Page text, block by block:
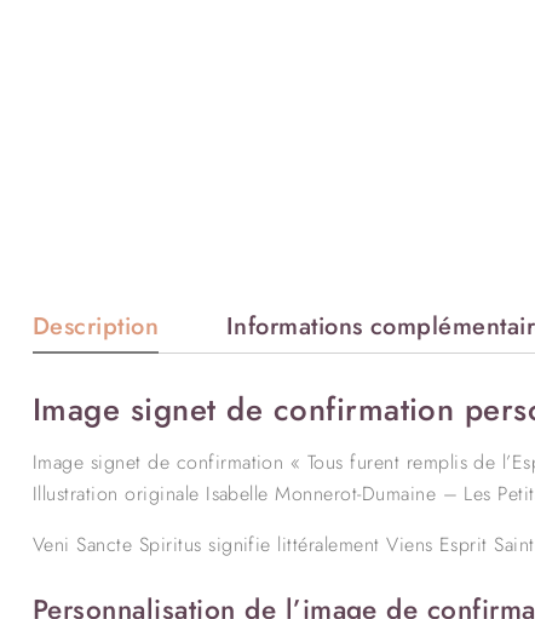
Description Informations
Image signet de confirmation
Image signet de confirmation « Tous furent remplis de
Illustration originale Isabelle Monnerot-Dumaine – Les
Veni Sancte Spiritus signifie littéralement Viens Esprit
Personnalisation de l’image de